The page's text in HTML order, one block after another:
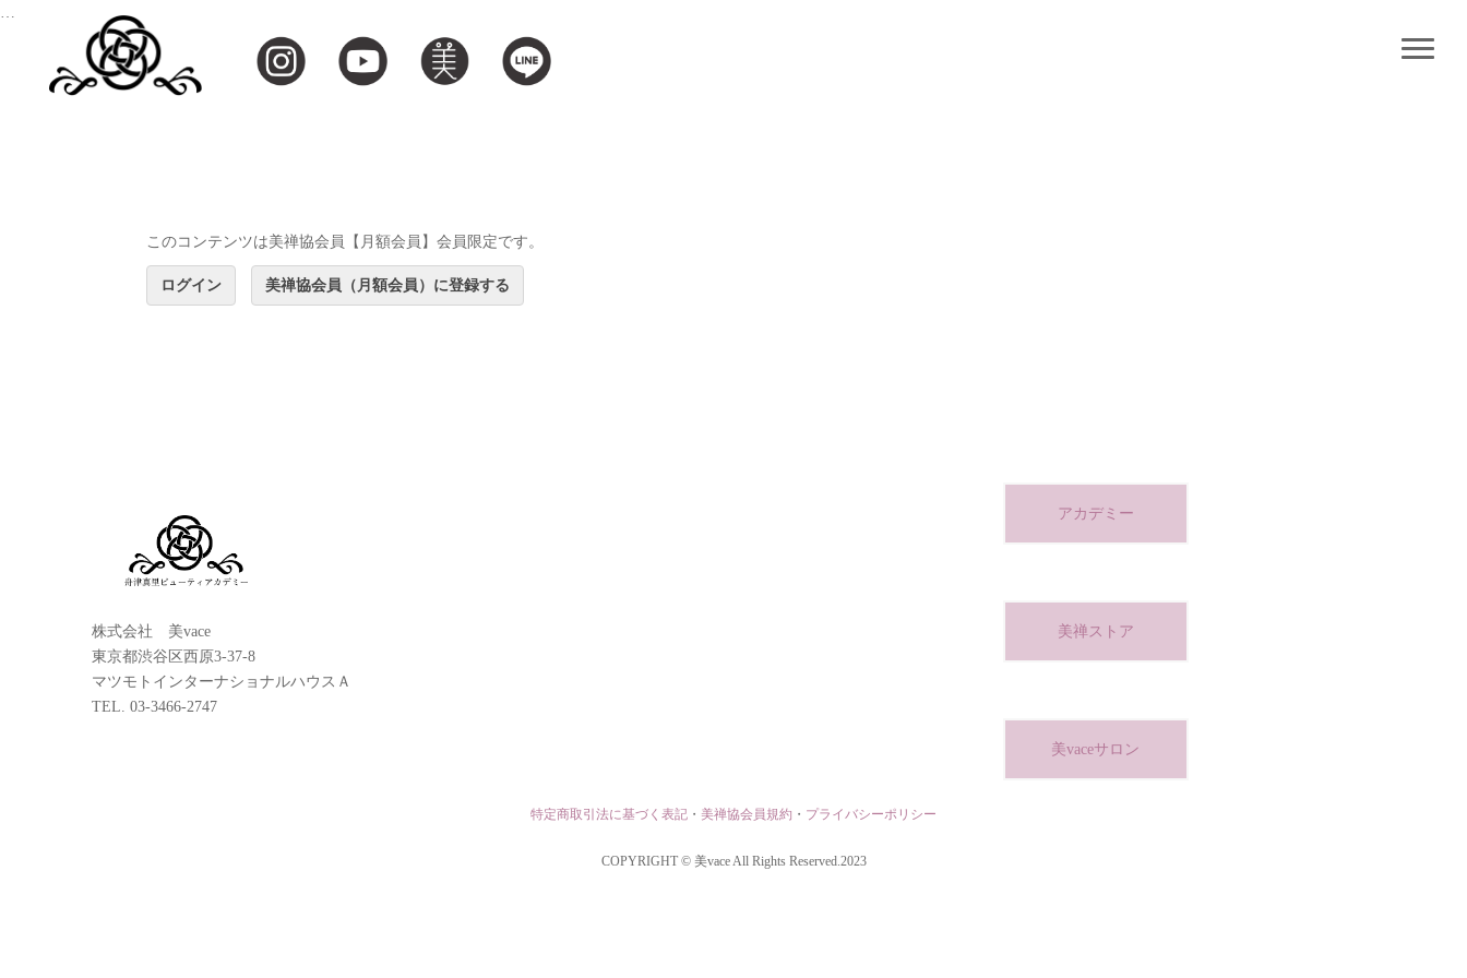
…
このコンテンツは美禅協会員【月額会員】会員限定です。
ログイン 美禅協会員（月額会員）に登録する
株式会社 美vace
東京都渋谷区西原3-37-8
マツモトインターナショナルハウスＡ
TEL. 03-3466-2747
アカデミー
美禅ストア
美vaceサロン
特定商取引法に基づく表記 ・ 美禅協会員規約 ・ プライバシーポリシー
COPYRIGHT © 美vace All Rights Reserved.2023